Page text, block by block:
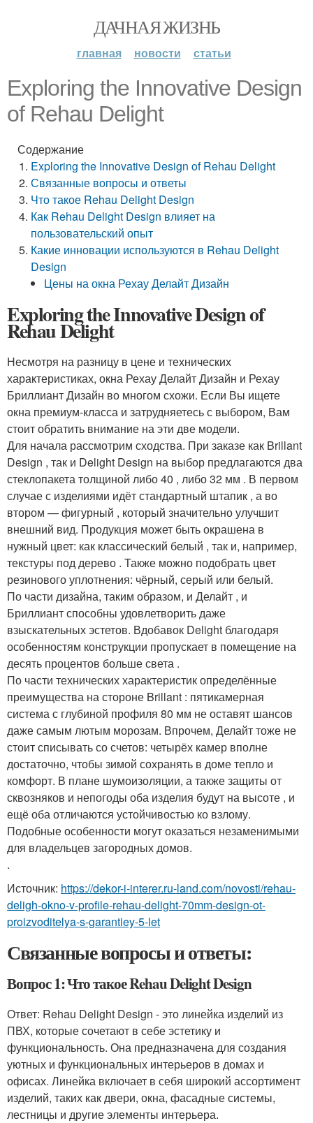
ДАЧНАЯ ЖИЗНЬ
главная новости статьи
Exploring the Innovative Design
of Rehau Delight
Содержание
Exploring the Innovative Design of Rehau Delight
Связанные вопросы и ответы
Что такое Rehau Delight Design
Как Rehau Delight Design влияет на
пользовательский опыт
Какие инновации используются в Rehau Delight
Design
Цены на окна Рехау Делайт Дизайн
Exploring the Innovative Design of
Rehau Delight
Несмотря на разницу в цене и технических
характеристиках, окна Рехау Делайт Дизайн и Рехау
Бриллиант Дизайн во многом схожи. Если Вы ищете
окна премиум-класса и затрудняетесь с выбором, Вам
стоит обратить внимание на эти две модели.
Для начала рассмотрим сходства. При заказе как Brillant
Design , так и Delight Design на выбор предлагаются два
стеклопакета толщиной либо 40 , либо 32 мм . В первом
случае с изделиями идёт стандартный штапик , а во
втором — фигурный , который значительно улучшит
внешний вид. Продукция может быть окрашена в
нужный цвет: как классический белый , так и, например,
текстуры под дерево . Также можно подобрать цвет
резинового уплотнения: чёрный, серый или белый.
По части дизайна, таким образом, и Делайт , и
Бриллиантспособны удовлетворить даже
взыскательных эстетов. Вдобавок Delight благодаря
особенностям конструкции пропускает в помещение на
десять процентов больше света .
По части технических характеристик определённые
преимущества на стороне Brillant : пятикамерная
система с глубиной профиля 80 мм не оставят шансов
даже самым лютым морозам. Впрочем, Делайттоже не
стоит списывать со счетов: четырёх камер вполне
достаточно, чтобы зимой сохранять в доме тепло и
комфорт. В плане шумоизоляции, а также защиты от
сквозняков и непогоды оба изделия будут на высоте , и
ещё оба отличаются устойчивостью ко взлому.
Подобные особенности могут оказаться незаменимыми
для владельцев загородных домов.
.
Источник: https://dekor-i-interer.ru-land.com/novosti/rehau-
deligh-okno-v-profile-rehau-delight-70mm-design-ot-
proizvoditelya-s-garantiey-5-let
Связанные вопросы и ответы:
Вопрос 1: Что такое Rehau Delight Design
Ответ: Rehau Delight Design - это линейка изделий из
ПВХ, которые сочетают в себе эстетику и
функциональность. Она предназначена для создания
уютных и функциональных интерьеров в домах и
офисах. Линейка включает в себя широкий ассортимент
изделий, таких как двери, окна, фасадные системы,
лестницы и другие элементы интерьера.